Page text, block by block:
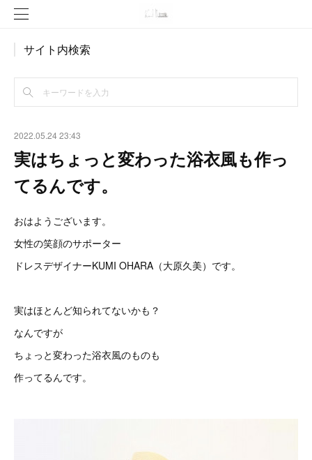
サイト内検索
2022.05.24 23:43
実はちょっと変わった浴衣風も作っ
てるんです。
おはようございます。
女性の笑顔のサポーター
ドレスデザイナーKUMI OHARA（大原久美）です。
実はほとんど知られてないかも？
なんですが
ちょっと変わった浴衣風のものも
作ってるんです。